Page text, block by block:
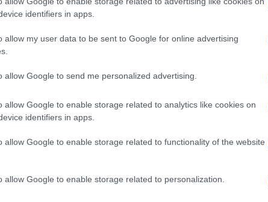
identifiers in apps.
allow my user data to be sent to Google for online advertising
allow Google to send me personalized advertising.
allow Google to enable storage related to analytics like cookies on
identifiers in apps.
allow Google to enable storage related to functionality of the website
allow Google to enable storage related to personalization.
ma soggetto alla capienza dell’area e ai
comunale (n. 565 del 16 giugno) figurano il
contenitori di vetro, borracce
Sono vietati anche droni, biciclette,
lasere fotocamere professionali;
I locali all’interno del perimetro potranno
e il consumo di alcol al di fuori delle aree